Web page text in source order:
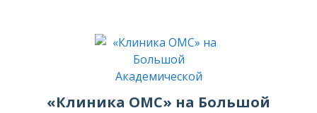
«Клиника ОМС» на Большой